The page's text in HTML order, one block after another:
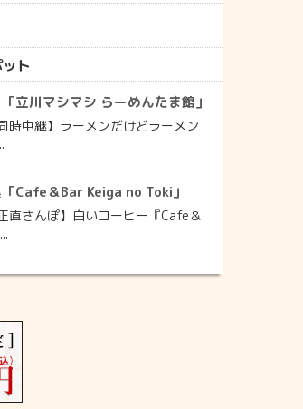
ト
「立川マシマシ らーめんたま館」
時中継】ラーメンだけどラーメン
「Cafe＆Bar Keiga no Toki」
直さんぽ】白いコーヒー『Cafe＆